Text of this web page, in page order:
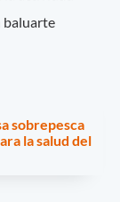
baluarte
sobrepesca
la salud del